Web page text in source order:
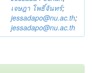
เจษฎา โพธิ์จันทร์;
jessadapo@nu.ac.th;
jessadapo@nu.ac.th